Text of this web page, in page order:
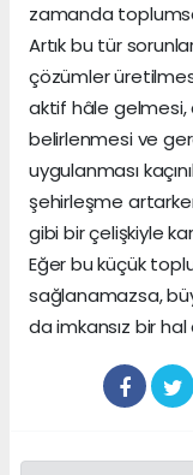
zamanda
Artık bu tür
çözümler
aktif hâle gelmesi,
belirlenmesi ve
uygulanması
şehirleşme
gibi bir çelişkiyle
Eğer bu küçük
sağlanamazsa,
da imkansız bir hal